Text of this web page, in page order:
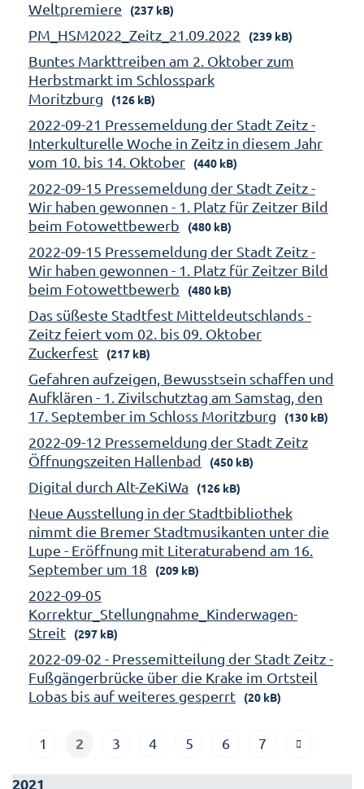
Weltpremiere (237 kB)
PM_HSM2022_Zeitz_21.09.2022 (239 kB)
Buntes Markttreiben am 2. Oktober zum
Herbstmarkt im Schlosspark
Moritzburg
(126 kB)
2022-09-21 Pressemeldung der Stadt Zeitz -
Interkulturelle Woche in Zeitz in diesem Jahr
vom 10. bis 14. Oktober
(440 kB)
2022-09-15 Pressemeldung der Stadt Zeitz -
Wir haben gewonnen - 1. Platz für Zeitzer Bild
beim Fotowettbewerb
(480 kB)
2022-09-15 Pressemeldung der Stadt Zeitz -
Wir haben gewonnen - 1. Platz für Zeitzer Bild
beim Fotowettbewerb
(480 kB)
Das süßeste Stadtfest Mitteldeutschlands -
Zeitz feiert vom 02. bis 09. Oktober
Zuckerfest
(217 kB)
Gefahren aufzeigen, Bewusstsein schaffen und
Aufklären - 1. Zivilschutztag am Samstag, den
17. September im Schloss Moritzburg
(130 kB)
2022-09-12 Pressemeldung der Stadt Zeitz
Öffnungszeiten Hallenbad
(450 kB)
Digital durch Alt-ZeKiWa (126 kB)
Neue Ausstellung in der Stadtbibliothek
nimmt die Bremer Stadtmusikanten unter die
Lupe - Eröffnung mit Literaturabend am 16.
September um 18
(209 kB)
2022-09-05
Korrektur_Stellungnahme_Kinderwagen-
Streit
(297 kB)
2022-09-02 - Pressemitteilung der Stadt Zeitz -
Fußgängerbrücke über die Krake im Ortsteil
Lobas bis auf weiteres gesperrt
(20 kB)
1 2 3 4 5 6 7
2021